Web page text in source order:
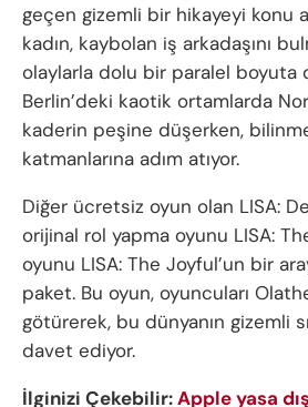
geçen gizemli bir hikayeyi konu
kadın, kaybolan iş arkadaşını
olaylarla dolu bir paralel boyuta
Berlin’deki kaotik ortamlarda
kaderin peşine düşerken,
katmanlarına adım atıyor.
Diğer ücretsiz oyun olan LISA:
orijinal rol yapma oyunu LISA:
oyunu LISA: The Joyful’un bir
paket. Bu oyun, oyuncuları
götürerek, bu dünyanın gizemli
davet ediyor.
İlginizi Çekebilir:Apple yasa